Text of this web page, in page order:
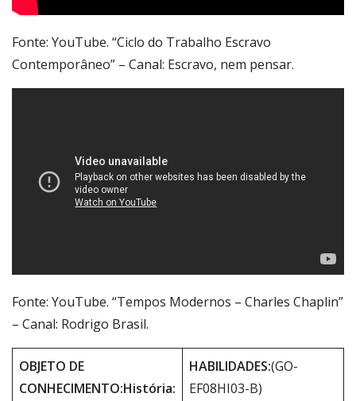
Fonte: YouTube. “Ciclo do Trabalho Escravo
Contemporâneo” – Canal: Escravo, nem pensar.
Fonte: YouTube. “Tempos Modernos – Charles Chaplin”
– Canal: Rodrigo Brasil.
OBJETO DE
CONHECIMENTO:História:
HABILIDADES:(GO-
EF08HI03-B)